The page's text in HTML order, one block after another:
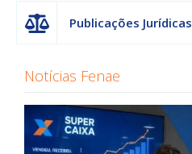
Publicações Jurídicas
Notícias Fenae